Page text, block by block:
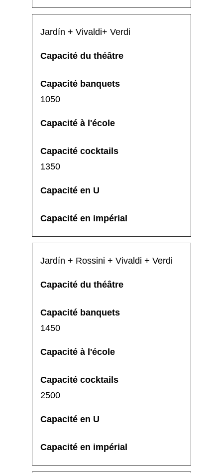
Jardín + Vivaldi+ Verdi
1050
1350
Jardín + Rossini + Vivaldi + Verdi
1450
2500